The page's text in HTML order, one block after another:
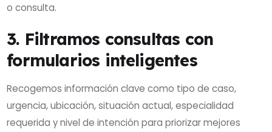
o consulta.
3. Filtramos consultas con
formularios inteligentes
Recogemos información clave como tipo de caso,
urgencia, ubicación, situación actual, especialidad
requerida y nivel de intención para priorizar mejores